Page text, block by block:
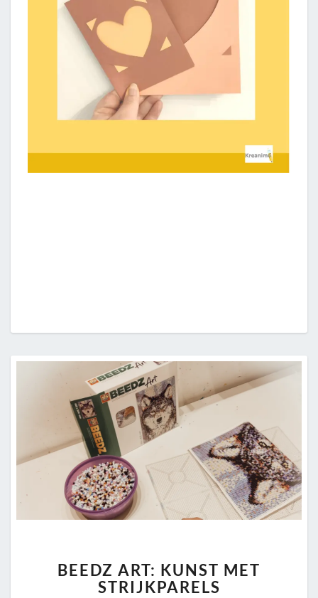
ART:
KUNST
BEEDZ ART: KUNST MET
STRIJKPARELS